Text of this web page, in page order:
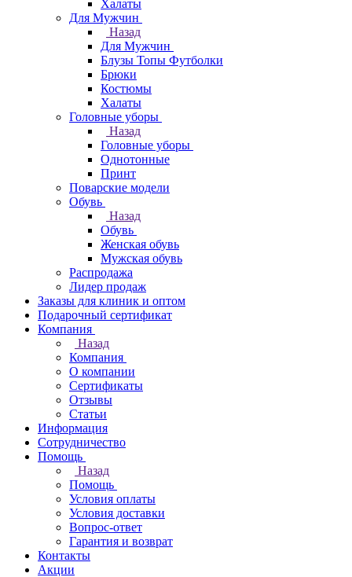
Халаты
Для Мужчин
Назад
Для Мужчин
Блузы Топы Футболки
Брюки
Костюмы
Халаты
Головные уборы
Назад
Головные уборы
Однотонные
Принт
Поварские модели
Обувь
Назад
Обувь
Женская обувь
Мужская обувь
Распродажа
Лидер продаж
Заказы для клиник и оптом
Подарочный сертификат
Компания
Назад
Компания
О компании
Сертификаты
Отзывы
Статьи
Информация
Сотрудничество
Помощь
Назад
Помощь
Условия оплаты
Условия доставки
Вопрос-ответ
Гарантия и возврат
Контакты
Акции